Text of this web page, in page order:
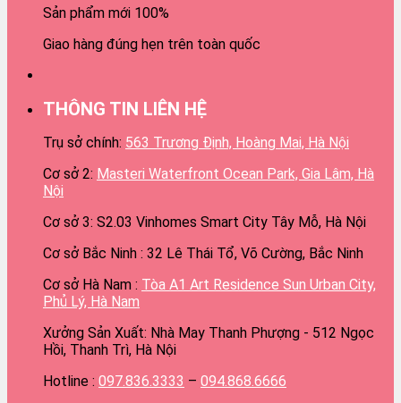
Sản phẩm mới 100%
Giao hàng đúng hẹn trên toàn quốc
THÔNG TIN LIÊN HỆ
Trụ sở chính: 563 Trương Định, Hoàng Mai, Hà Nội
Cơ sở 2: Masteri Waterfront Ocean Park, Gia Lâm, Hà
Nội
Cơ sở 3: S2.03 Vinhomes Smart City Tây Mỗ, Hà Nội
Cơ sở Bắc Ninh : 32 Lê Thái Tổ, Võ Cường, Bắc Ninh
Cơ sở Hà Nam : Tòa A1 Art Residence Sun Urban City,
Phủ Lý, Hà Nam
Xưởng Sản Xuất: Nhà May Thanh Phượng - 512 Ngọc
Hồi, Thanh Trì, Hà Nội
Hotline : 097.836.3333 – 094.868.6666